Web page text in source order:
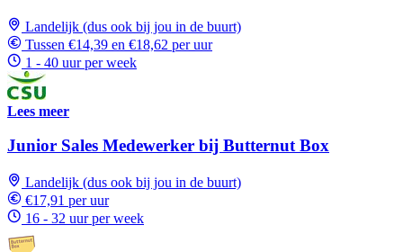
Landelijk (dus ook bij jou in de buurt)
Tussen €14,39 en €18,62 per uur
1 - 40 uur per week
Lees meer
Junior Sales Medewerker bij Butternut Box
Landelijk (dus ook bij jou in de buurt)
€17,91 per uur
16 - 32 uur per week